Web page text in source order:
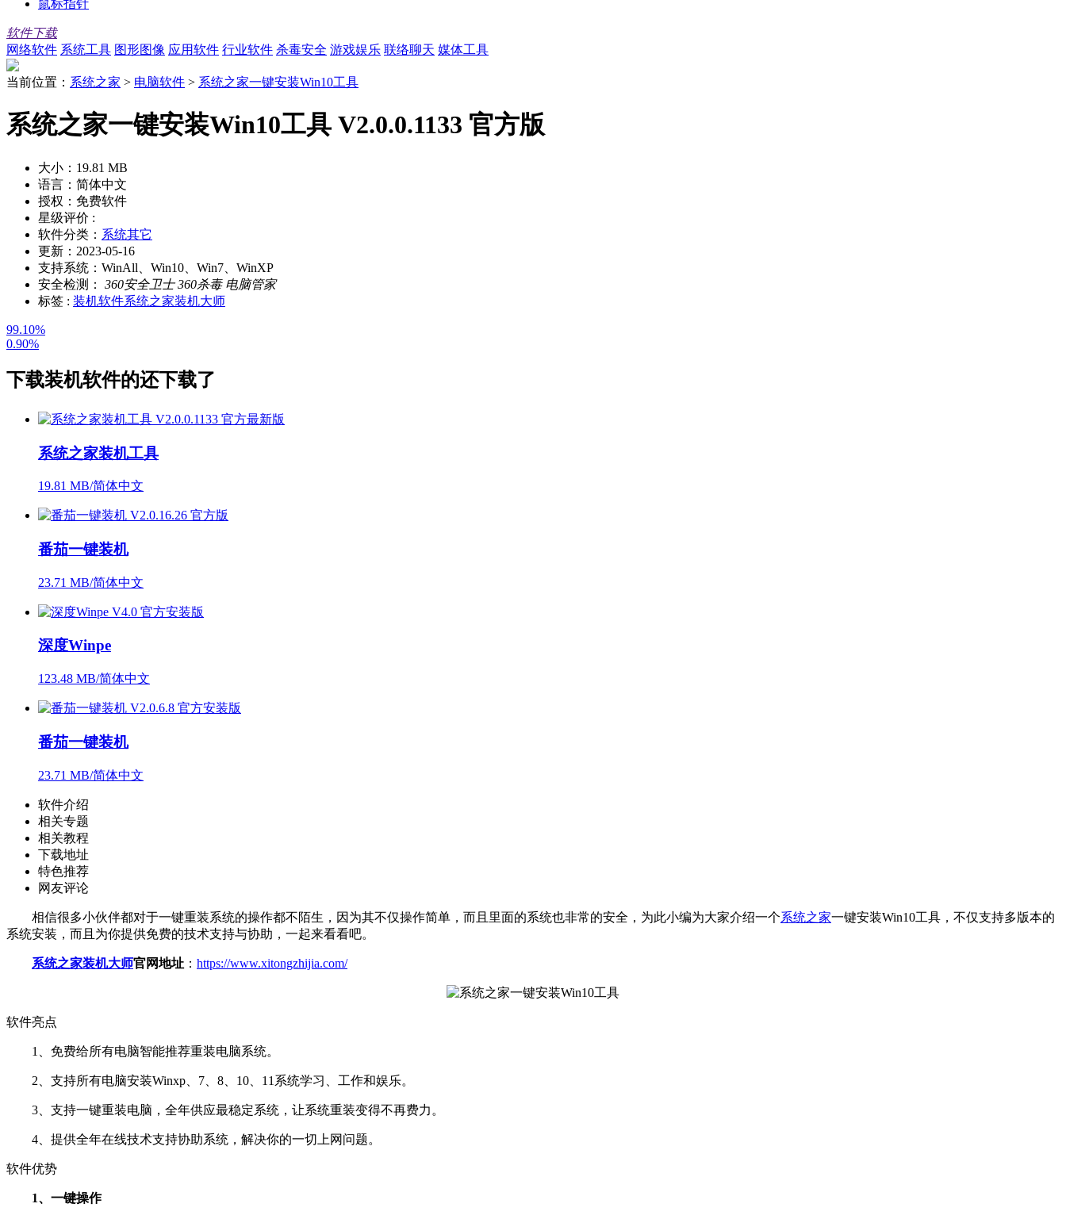
鼠标指针
软件下载
网络软件 系统工具 图形图像 应用软件 行业软件 杀毒安全 游戏娱乐 联络聊天 媒体工具
当前位置： 系统之家 > 电脑软件 > 系统之家一键安装Win10工具
系统之家一键安装Win10工具 V2.0.0.1133 官方版
大小： 19.81 MB
语言： 简体中文
授权： 免费软件
星级评价 :
软件分类： 系统其它
更新： 2023-05-16
支持系统： WinAll、Win10、Win7、WinXP
安全检测：
360安全卫士 360杀毒 电脑管家
标签 : 装机软件系统之家装机大师
99.10%
0.90%
下载装机软件的还下载了
系统之家装机工具
19.81 MB/简体中文
番茄一键装机
23.71 MB/简体中文
深度Winpe
123.48 MB/简体中文
番茄一键装机
23.71 MB/简体中文
软件介绍
相关专题
相关教程
下载地址
特色推荐
网友评论
相信很多小伙伴都对于一键重装系统的操作都不陌生，因为其不仅操作简单，而且里面的系统也非常的安全，为此小编为大家介绍一个系统之家一键安装Win10工具，不仅支持多版本的
系统安装，而且为你提供免费的技术支持与协助，一起来看看吧。
系统之家装机大师官网地址 ： https://www.xitongzhijia.com/
软件亮点
1、免费给所有电脑智能推荐重装电脑系统。
2、支持所有电脑安装Winxp、7、8、10、11系统学习、工作和娱乐。
3、支持一键重装电脑，全年供应最稳定系统，让系统重装变得不再费力。
4、提供全年在线技术支持协助系统，解决你的一切上网问题。
软件优势
1、一键操作